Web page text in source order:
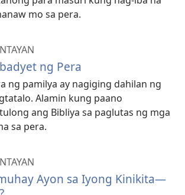
mo sa pera.
ng Pera
ng pamilya ay nagiging dahilan ng
Alamin kung paano
ang Bibliya sa paglutas ng mga
sa pera.
Ayon sa Iyong Kinikita—